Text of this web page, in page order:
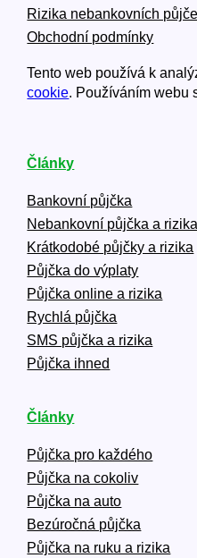
Rizika nebankovních
Obchodní podmínky
Tento web používá k
cookie. Používáním webu
Články
Bankovní půjčka
Nebankovní půjčka a rizika
Krátkodobé půjčky a rizika
Půjčka do výplaty
Půjčka online a rizika
Rychlá půjčka
SMS půjčka a rizika
Půjčka ihned
Články
Půjčka pro každého
Půjčka na cokoliv
Půjčka na auto
Bezúročná půjčka
Půjčka na ruku a rizika